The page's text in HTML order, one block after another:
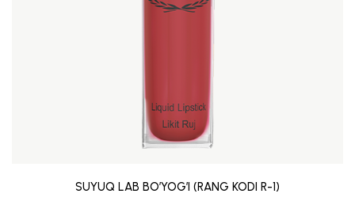
SUYUQ LAB BO’YOG’I (RANG KODI R-1)